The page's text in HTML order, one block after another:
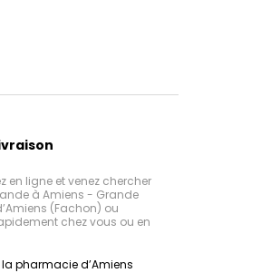
en ligne et venez chercher
à Amiens - Grande
(Fachon) ou
chez vous ou en
pharmacie d’Amiens